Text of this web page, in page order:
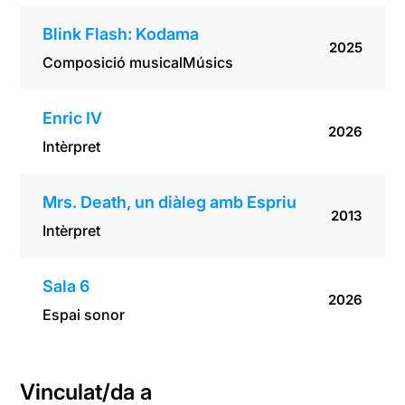
Blink Flash: Kodama
Composició musicalMúsics
2025
Enric IV
Intèrpret
2026
Mrs. Death, un diàleg amb Espriu
Intèrpret
2013
Sala 6
Espai sonor
2026
Vinculat/da a